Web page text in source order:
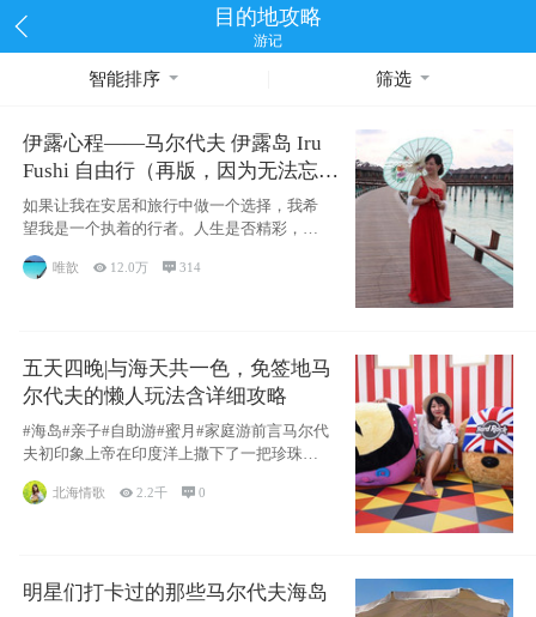
目的地攻略
游记
智能排序 筛选
伊露心程——马尔代夫 伊露岛 Iru
Fushi 自由行（再版，因为无法忘却
的留恋）
如果让我在安居和旅行中做一个选择，我希
望我是一个执着的行者。人生是否精彩，都
源于自己
唯歆  12.0万  314
五天四晚|与海天共一色，免签地马
尔代夫的懒人玩法含详细攻略
#海岛#亲子#自助游#蜜月#家庭游前言马尔代
夫初印象上帝在印度洋上撒下了一把珍珠，
北海情歌 2.2千 0
明星们打卡过的那些马尔代夫海岛